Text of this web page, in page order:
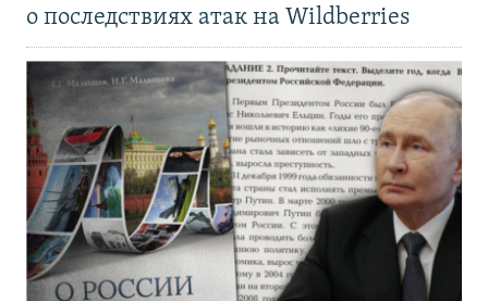
о последствиях атак на Wildberries